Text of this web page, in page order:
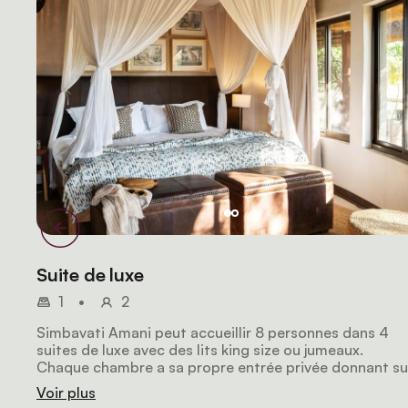
Suite de luxe
1 •
2
Simbavati Amani peut accueillir 8 personnes dans 4
suites de luxe avec des lits king size ou jumeaux.
Chaque chambre a sa propre entrée privée donnant
le jardin luxuriant. Les 4 suites ont toutes une salle de
bain privée avec double lavabo et baignoire ou
Voir plus